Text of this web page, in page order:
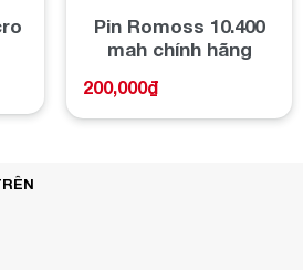
Pin Romoss 10.400
mah chính hãng
200,000₫